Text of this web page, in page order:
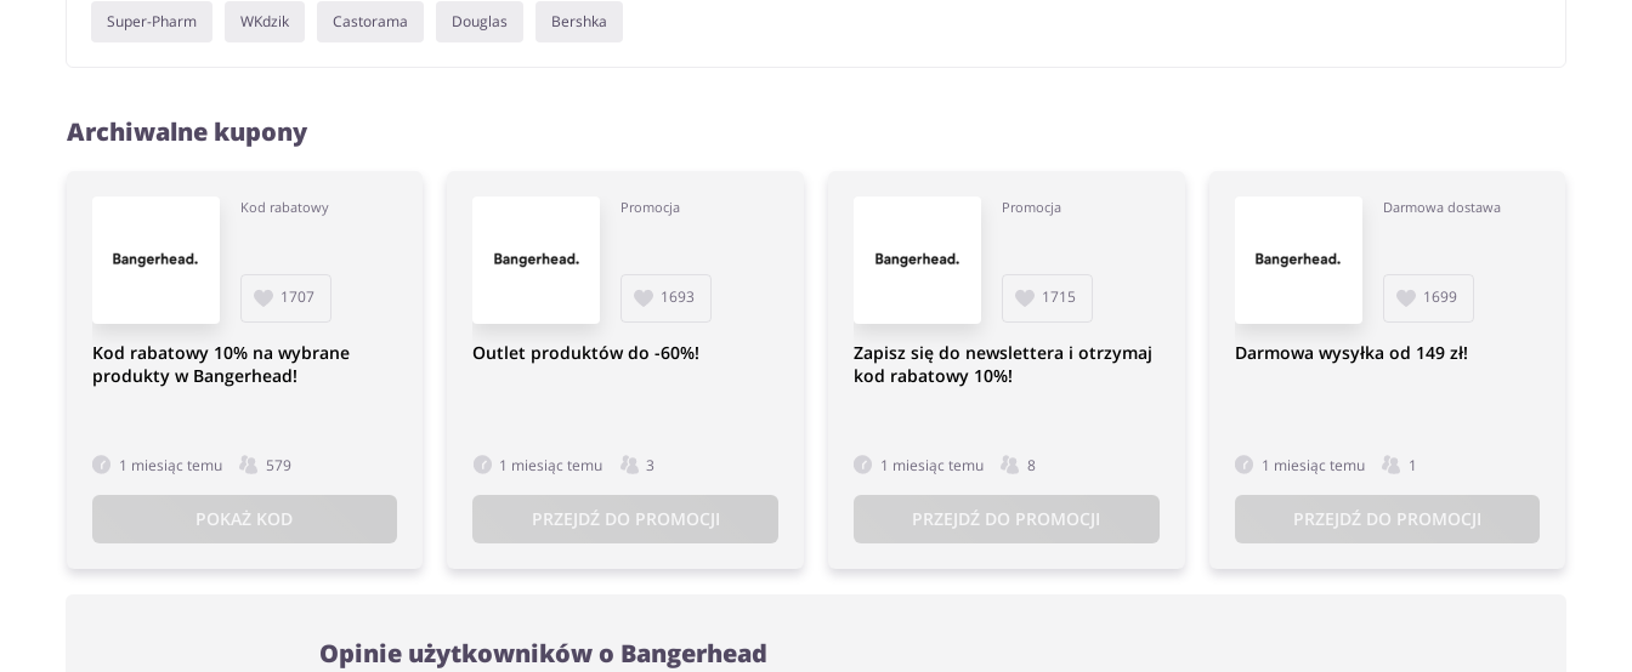
Super-Pharm WKdzik Castorama Douglas Bershka
Archiwalne kupony
Kod rabatowy
1707
Kod rabatowy 10% na wybrane
produkty w Bangerhead!
1 miesiąc temu 579
POKAŻ KOD
Promocja
1693
Outlet produktów do -60%!
1 miesiąc temu 3
PRZEJDŹ DO PROMOCJI
Promocja
1715
Zapisz się do newslettera i otrzymaj
kod rabatowy 10%!
1 miesiąc temu 8
PRZEJDŹ DO PROMOCJI
Darmowa dostawa
1699
Darmowa wysyłka od 149 zł!
1 miesiąc temu 1
PRZEJDŹ DO PROMOCJI
Opinie użytkowników o Bangerhead